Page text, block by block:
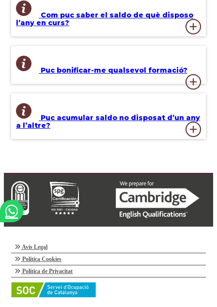
Com puc saber el saldo de què disposo
l’any en curs?
Puc bonificar-me qualsevol formació?
Puc acumular saldo no disposat d’un any
a l’altre?
Avís Legal
Política Cookies
Política de Privacitat